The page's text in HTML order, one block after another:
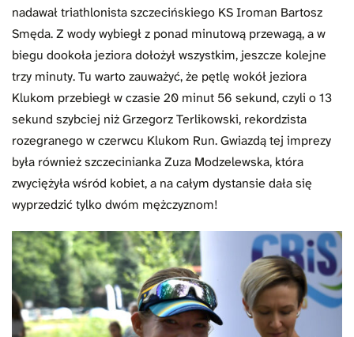
nadawał triathlonista szczecińskiego KS Iroman Bartosz
Smęda. Z wody wybiegł z ponad minutową przewagą, a w
biegu dookoła jeziora dołożył wszystkim, jeszcze kolejne
trzy minuty. Tu warto zauważyć, że pętlę wokół jeziora
Klukom przebiegł w czasie 20 minut 56 sekund, czyli o 13
sekund szybciej niż Grzegorz Terlikowski, rekordzista
rozegranego w czerwcu Klukom Run. Gwiazdą tej imprezy
była również szczecinianka Zuza Modzelewska, która
zwyciężyła wśród kobiet, a na całym dystansie dała się
wyprzedzić tylko dwóm mężczyznom!